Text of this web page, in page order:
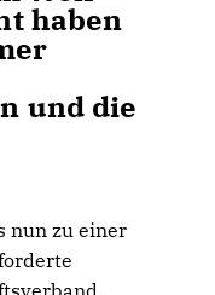
haben
und die
nun zu einer